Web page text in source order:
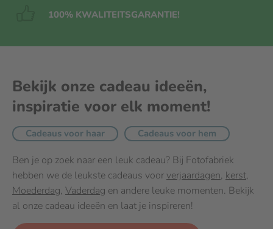
100% KWALITEITSGARANTIE!
Bekijk onze cadeau ideeën,
inspiratie voor elk moment!
Cadeaus voor haar Cadeaus voor hem
Ben je op zoek naar een leuk cadeau? Bij Fotofabriek
hebben we de leukste cadeaus voor verjaardagen, kerst,
Moederdag, Vaderdag en andere leuke momenten. Bekijk
al onze cadeau ideeën en laat je inspireren!